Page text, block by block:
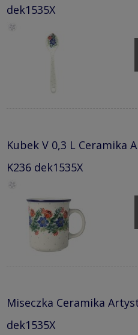
dek1535X
Kubek V 0,3 L Ceramika
K236 dek1535X
Miseczka Ceramika
dek1535X